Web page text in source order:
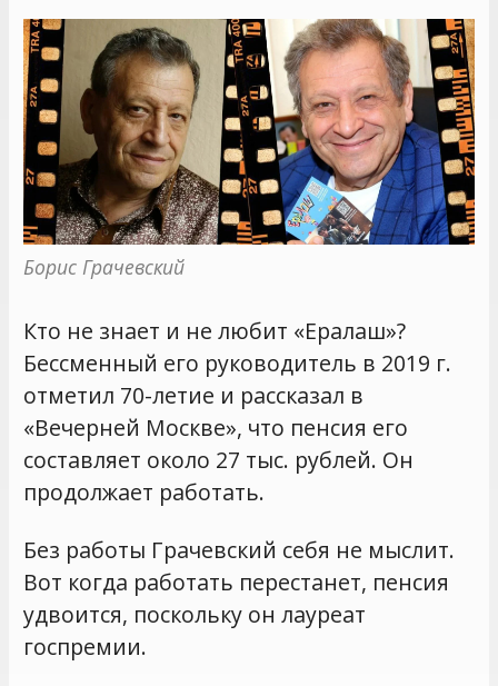
Борис Грачевский
Кто не знает и не любит «Ералаш»?
Бессменный его руководитель в 2019 г.
отметил 70-летие и рассказал в
«Вечерней Москве», что пенсия его
составляет около 27 тыс. рублей. Он
продолжает работать.
Без работы Грачевский себя не мыслит.
Вот когда работать перестанет, пенсия
удвоится, поскольку он лауреат
госпремии.